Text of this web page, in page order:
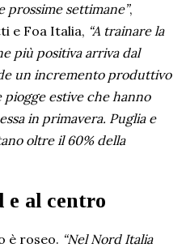
prossime settimane”,
e Foa Italia, “A trainare la
più positiva arriva dal
un incremento produttivo
piogge estive che hanno
in primavera. Puglia e
oltre il 60% della
al centro
è roseo. “Nel Nord Italia